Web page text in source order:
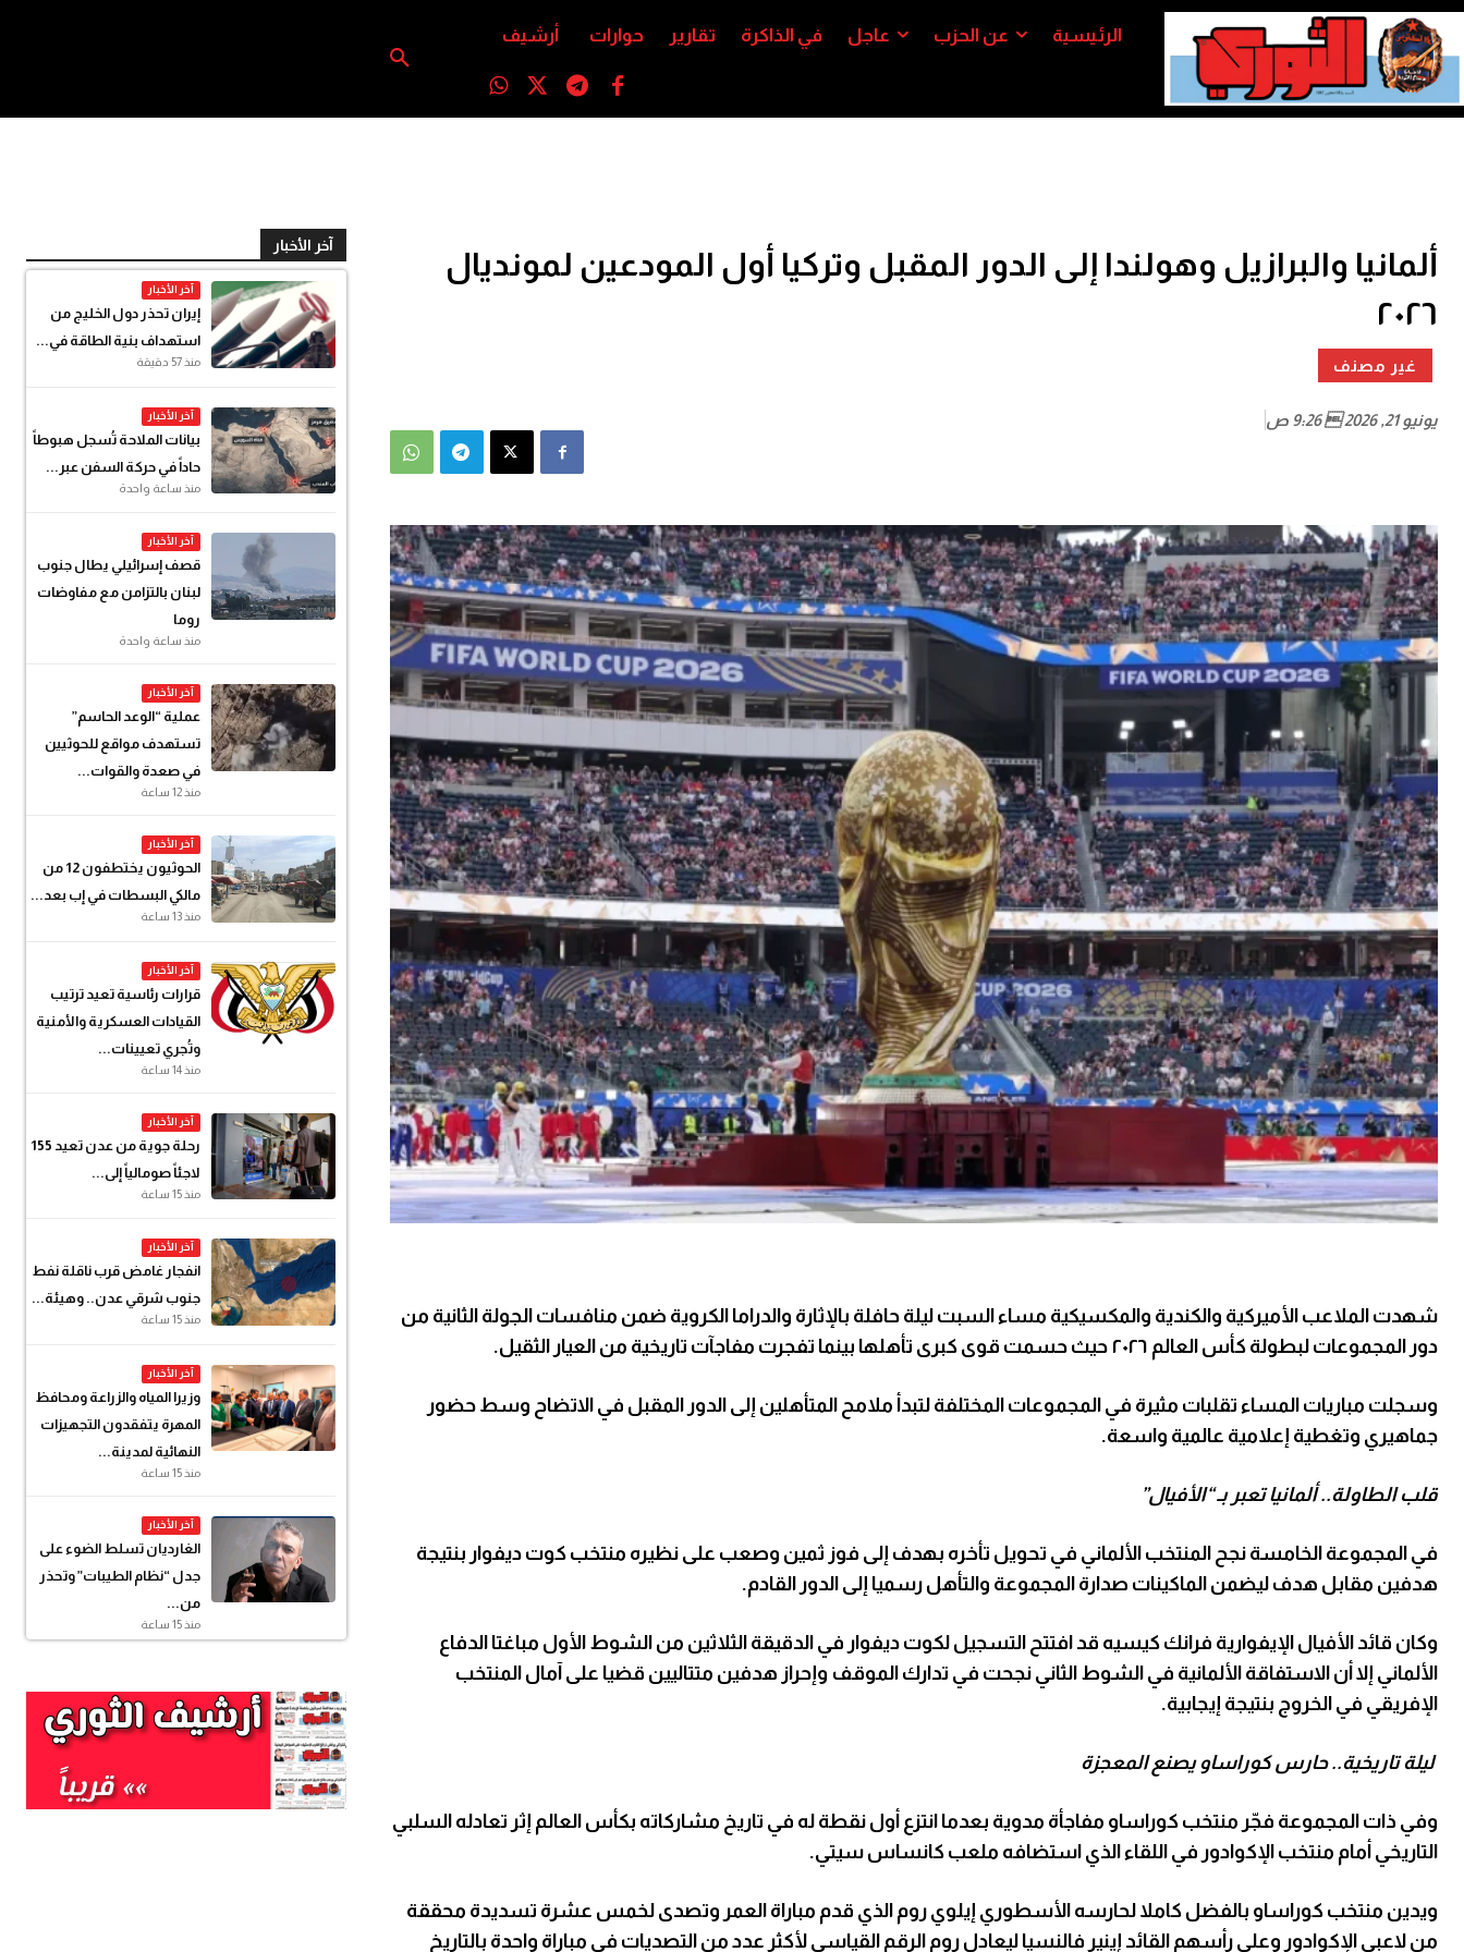
الرئيسية عن الحزب عاجل في الذاكرة تقارير حوارات أرشيف
آخر الأخبار
آخر الأخبار
إيران تحذر دول الخليج من
استهداف بنية الطاقة في...
منذ 57 دقيقة
آخر الأخبار
بيانات الملاحة تُسجل هبوطاً
حاداً في حركة السفن عبر...
منذ ساعة واحدة
آخر الأخبار
قصف إسرائيلي يطال جنوب
لبنان بالتزامن مع مفاوضات
روما
منذ ساعة واحدة
آخر الأخبار
عملية “الوعد الحاسم”
تستهدف مواقع للحوثيين
في صعدة والقوات...
منذ 12 ساعة
آخر الأخبار
الحوثيون يختطفون 12 من
مالكي البسطات في إب بعد...
منذ 13 ساعة
آخر الأخبار
قرارات رئاسية تعيد ترتيب
القيادات العسكرية والأمنية
وتُجري تعيينات...
منذ 14 ساعة
آخر الأخبار
رحلة جوية من عدن تعيد 155
لاجئاً صومالياً إلى...
منذ 15 ساعة
آخر الأخبار
انفجار غامض قرب ناقلة نفط
جنوب شرقي عدن.. وهيئة...
منذ 15 ساعة
آخر الأخبار
وزيرا المياه والزراعة ومحافظ
المهرة يتفقدون التجهيزات
النهائية لمدينة...
منذ 15 ساعة
آخر الأخبار
الغارديان تسلط الضوء على
جدل “نظام الطيبات” وتحذر
من...
منذ 15 ساعة
ألمانيا والبرازيل وهولندا إلى الدور المقبل وتركيا أول المودعين لمونديال
٢٠٢٦
غير مصنف
يونيو 21, 2026  9:26 ص
شهدت الملاعب الأميركية والكندية والمكسيكية مساء السبت ليلة حافلة بالإثارة والدراما الكروية ضمن منافسات الجولة الثانية من
دور المجموعات لبطولة كأس العالم ٢٠٢٦ حيث حسمت قوى كبرى تأهلها بينما تفجرت مفاجآت تاريخية من العيار الثقيل.
وسجلت مباريات المساء تقلبات مثيرة في المجموعات المختلفة لتبدأ ملامح المتأهلين إلى الدور المقبل في الاتضاح وسط حضور
جماهيري وتغطية إعلامية عالمية واسعة.
قلب الطاولة.. ألمانيا تعبر بـ “الأفيال”
في المجموعة الخامسة نجح المنتخب الألماني في تحويل تأخره بهدف إلى فوز ثمين وصعب على نظيره منتخب كوت ديفوار بنتيجة
هدفين مقابل هدف ليضمن الماكينات صدارة المجموعة والتأهل رسميا إلى الدور القادم.
وكان قائد الأفيال الإيفوارية فرانك كيسيه قد افتتح التسجيل لكوت ديفوار في الدقيقة الثلاثين من الشوط الأول مباغتا الدفاع
الألماني إلا أن الاستفاقة الألمانية في الشوط الثاني نجحت في تدارك الموقف وإحراز هدفين متتاليين قضيا على آمال المنتخب
الإفريقي في الخروج بنتيجة إيجابية.
ليلة تاريخية.. حارس كوراساو يصنع المعجزة
وفي ذات المجموعة فجّر منتخب كوراساو مفاجأة مدوية بعدما انتزع أول نقطة له في تاريخ مشاركاته بكأس العالم إثر تعادله السلبي
التاريخي أمام منتخب الإكوادور في اللقاء الذي استضافه ملعب كانساس سيتي.
ويدين منتخب كوراساو بالفضل كاملا لحارسه الأسطوري إيلوي روم الذي قدم مباراة العمر وتصدى لخمس عشرة تسديدة محققة
من لاعبي الإكوادور وعلى رأسهم القائد إينير فالنسيا ليعادل روم الرقم القياسي لأكثر عدد من التصديات في مباراة واحدة بالتاريخ